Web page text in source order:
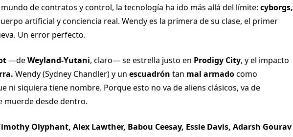
mundo de contratos y control, la tecnología ha ido más allá del límite: cyborgs,
artificial y conciencia real. Wendy es la primera de su clase, el primer
Un error perfecto.
—deWeyland-Yutani, claro— se estrella justo en Prodigy City, y el impacto
Wendy (Sydney Chandler) y un escuadrón tan mal armadocomo
ni siquiera tiene nombre. Porque esto no va de aliens clásicos, va de
muerde desde dentro.
imothy Olyphant, Alex Lawther, Babou Ceesay, Essie Davis, Adarsh Gourav